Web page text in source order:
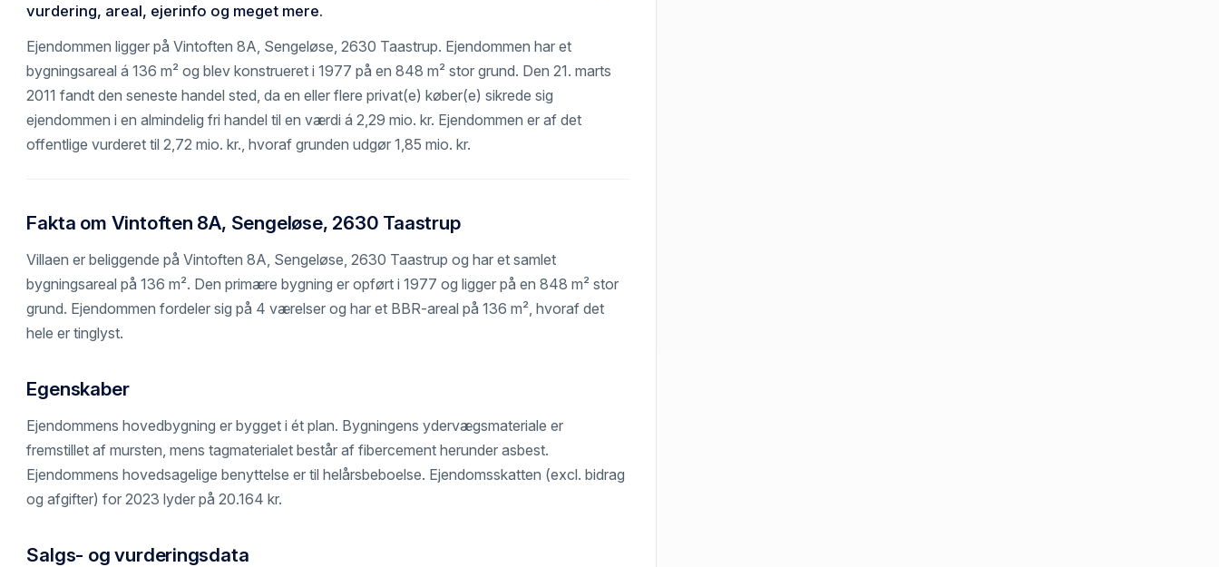
vurdering, areal, ejerinfo og meget mere.
Ejendommen ligger på Vintoften 8A, Sengeløse, 2630 Taastrup. Ejendommen har et
bygningsareal á 136 m² og blev konstrueret i 1977 på en 848 m² stor grund. Den 21. marts
2011 fandt den seneste handel sted, da en eller flere privat(e) køber(e) sikrede sig
ejendommen i en almindelig fri handel til en værdi á 2,29 mio. kr. Ejendommen er af det
offentlige vurderet til 2,72 mio. kr., hvoraf grunden udgør 1,85 mio. kr.
Fakta om Vintoften 8A, Sengeløse, 2630 Taastrup
Villaen er beliggende på Vintoften 8A, Sengeløse, 2630 Taastrup og har et samlet
bygningsareal på 136 m². Den primære bygning er opført i 1977 og ligger på en 848 m² stor
grund. Ejendommen fordeler sig på 4 værelser og har et BBR-areal på 136 m², hvoraf det
hele er tinglyst.
Egenskaber
Ejendommens hovedbygning er bygget i ét plan. Bygningens ydervægsmateriale er
fremstillet af mursten, mens tagmaterialet består af fibercement herunder asbest.
Ejendommens hovedsagelige benyttelse er til helårsbeboelse. Ejendomsskatten (excl. bidrag
og afgifter) for 2023 lyder på 20.164 kr.
Salgs- og vurderingsdata